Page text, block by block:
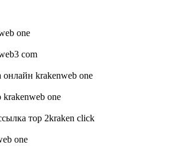
one
com
онлайн krakenweb one
krakenweb one
тор 2kraken click
one